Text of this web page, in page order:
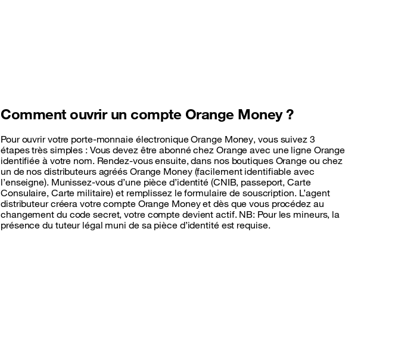
Comment ouvrir un compte Orange Money ?
Pour ouvrir votre porte-monnaie électronique Orange Money, vous suivez 3
étapes très simples : Vous devez être abonné chez Orange avec une ligne Orange
identifiée à votre nom. Rendez-vous ensuite, dans nos boutiques Orange ou chez
un de nos distributeurs agréés Orange Money (facilement identifiable avec
l’enseigne). Munissez-vous d’une pièce d’identité (CNIB, passeport, Carte
Consulaire, Carte militaire) et remplissez le formulaire de souscription. L’agent
distributeur créera votre compte Orange Money et dès que vous procédez au
changement du code secret, votre compte devient actif. NB: Pour les mineurs, la
présence du tuteur légal muni de sa pièce d’identité est requise.